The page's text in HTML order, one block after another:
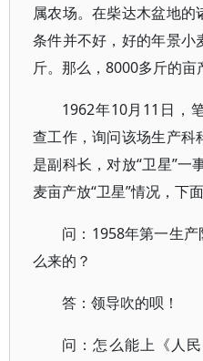
属农场。在柴达木盆地
条件并不好，好的年景小
斤。那么，8000多斤的亩
1962年10月11日，
查工作，询问该场生产科
是副科长，对放“卫星”一
麦亩产放“卫星”情况，下
问：1958年第一生
么来的？
答：领导吹的呗！
问：怎么能上《人